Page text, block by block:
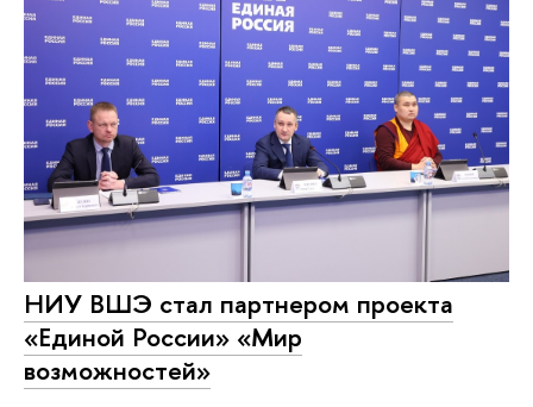
НИУ ВШЭ стал партнером проекта
«Единой России» «Мир
возможностей»